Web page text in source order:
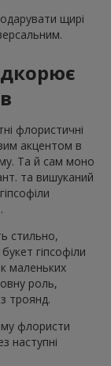
щирі
флористичні
акцентом в
Та й сам моно
та вишуканий
стильно,
гіпсофіли
маленьких
роль,
троянд.
флористи
наступні